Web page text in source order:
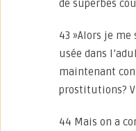
de superbes
43 »Alors je me
usée dans
maintenant
prostitutions?
44 Mais on a